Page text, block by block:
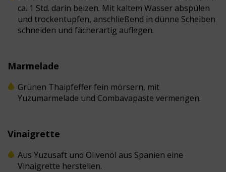
ca. 1 Std. darin beizen. Mit kaltem Wasser abspülen
und trockentupfen, anschließend in dünne Scheiben
schneiden und fächerartig auflegen.
Marmelade
Grünen Thaipfeffer fein mörsern, mit
Yuzumarmelade und Combavapaste vermengen.
Vinaigrette
Aus Yuzusaft und Olivenöl aus Spanien eine
Vinaigrette herstellen.